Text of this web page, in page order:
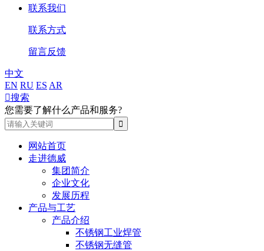
联系我们
联系方式
留言反馈
中文
EN RU ES AR
搜索
您需要了解什么产品和服务?
网站首页
走进德威
集团简介
企业文化
发展历程
产品与工艺
产品介绍
不锈钢工业焊管
不锈钢无缝管